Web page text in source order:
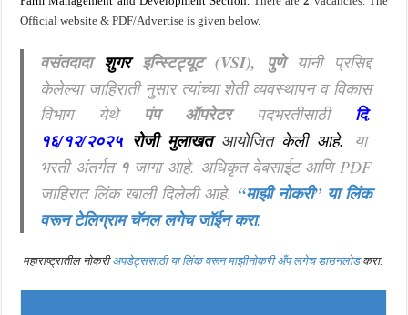
Official website & PDF/Advertise is given below.
वसंतदादा शुगरइन्स्टिट्यूट (VSI), पुणेयांनी प्रसिद्द
केलेल्या जाहिराती नुसार त्यांच्या शेती व्यवस्थापन व विकास
विभाग येथेपंप ऑपरेटर पदभरतीसाठी दि.
१६/१२/२०२५ रोजी मुलाखत आयोजितकेली आहे.
या
भरती अंतर्गत१ जागा आहे. अधिकृत वेबसाईट आणि PDF
जाहिरात लिंक खाली दिलेली आहे. “माझी नोकरी” या लिंक
वरून टेलिग्राम चॅनल लगेच जॉईन करा.
महाराष्ट्रातील नोकरीअपडेट्ससाठी या लिंक वरून माझीनोकरी अँप लगेच डाउनलोडकरा.